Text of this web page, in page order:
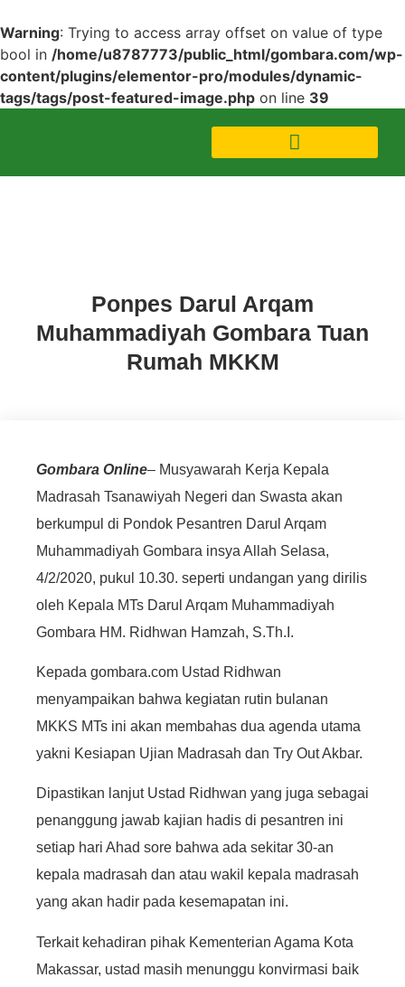
Warning: Trying to access array offset on value of type
bool in /home/u8787773/public_html/gombara.com/wp-
content/plugins/elementor-pro/modules/dynamic-
tags/tags/post-featured-image.php on line 39
Ponpes Darul Arqam
Muhammadiyah Gombara Tuan
Rumah MKKM
Gombara Online– Musyawarah Kerja Kepala
Madrasah Tsanawiyah Negeri dan Swasta akan
berkumpul di Pondok Pesantren Darul Arqam
Muhammadiyah Gombara insya Allah Selasa,
4/2/2020, pukul 10.30. seperti undangan yang dirilis
oleh Kepala MTs Darul Arqam Muhammadiyah
Gombara HM. Ridhwan Hamzah, S.Th.I.
Kepada gombara.com Ustad Ridhwan
menyampaikan bahwa kegiatan rutin bulanan
MKKS MTs ini akan membahas dua agenda utama
yakni Kesiapan Ujian Madrasah dan Try Out Akbar.
Dipastikan lanjut Ustad Ridhwan yang juga sebagai
penanggung jawab kajian hadis di pesantren ini
setiap hari Ahad sore bahwa ada sekitar 30-an
kepala madrasah dan atau wakil kepala madrasah
yang akan hadir pada kesemapatan ini.
Terkait kehadiran pihak Kementerian Agama Kota
Makassar, ustad masih menunggu konvirmasi baik